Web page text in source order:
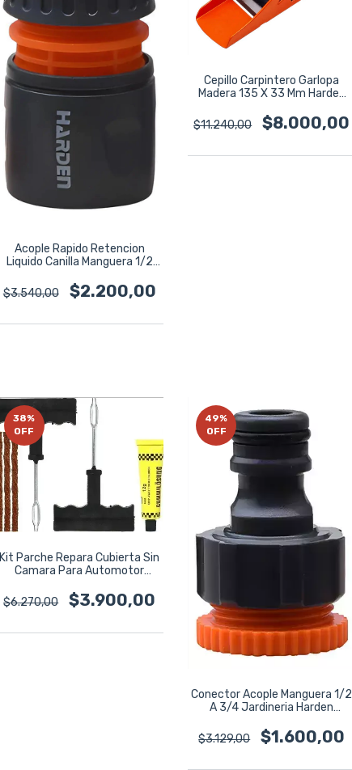
Acople Rapido Retencion
Liquido Canilla Manguera 1/2
$3.540,00
$2.200,00
Cepillo Carpintero Garlopa
Madera 135 X 33 Mm Harden
$11.240,00
$8.000,00
38%
OFF
Kit Parche Repara Cubierta Sin
Camara Para Automotor
$6.270,00
$3.900,00
49%
OFF
Conector Acople Manguera 1/2
A 3/4 Jardineria Harden
$3.129,00
$1.600,00